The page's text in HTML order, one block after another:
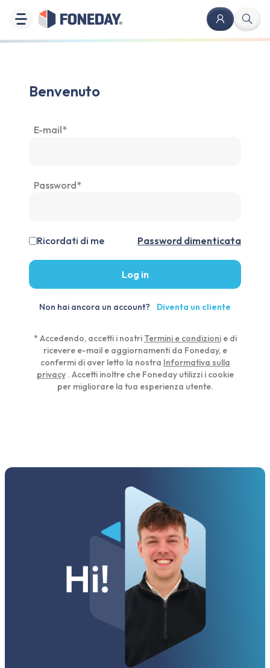
Benvenuto
E-mail*
Password*
Ricordati di me Password dimenticata
Log in
Non hai ancora un account? Diventa un cliente
* Accedendo, accetti i nostri Termini e condizionie di
ricevere e-mail e aggiornamenti da Foneday, e
confermi di aver letto la nostra Informativa sulla
privacy. Accetti inoltre che Foneday utilizzi i cookie
per migliorare la tua esperienza utente.